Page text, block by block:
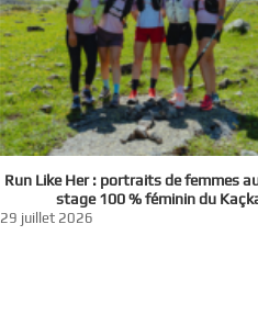
Run Like Her : portraits de femmes
stage 100 % féminin du
29 juillet 2026